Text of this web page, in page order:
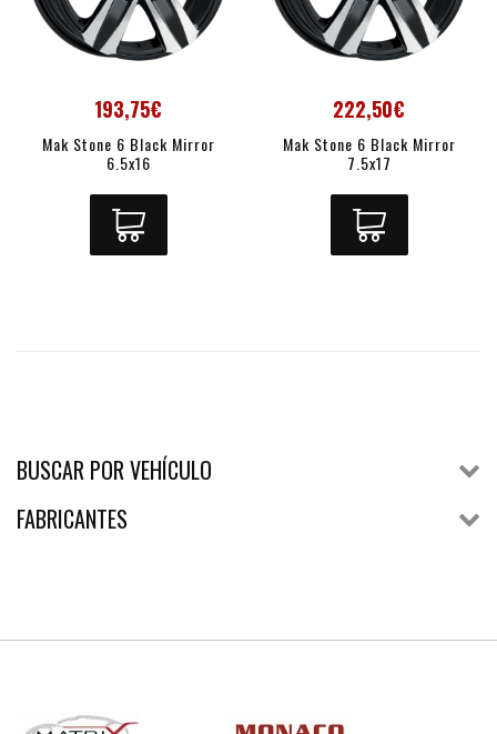
193,75€
Mak Stone 6 Black Mirror
6.5x16
222,50€
Mak Stone 6 Black Mirror
7.5x17
BUSCAR POR VEHÍCULO
FABRICANTES